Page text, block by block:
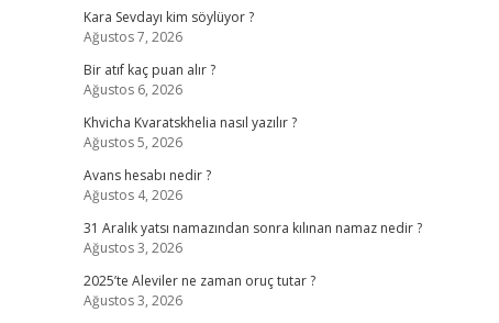
Kara Sevdayı kim söylüyor ?
Ağustos 7, 2026
Bir atıf kaç puan alır ?
Ağustos 6, 2026
Khvicha Kvaratskhelia nasıl yazılır ?
Ağustos 5, 2026
Avans hesabı nedir ?
Ağustos 4, 2026
31 Aralık yatsı namazından sonra kılınan namaz nedir ?
Ağustos 3, 2026
2025’te Aleviler ne zaman oruç tutar ?
Ağustos 3, 2026